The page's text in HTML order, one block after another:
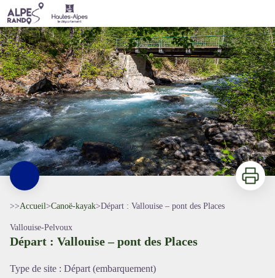
Départ : Vallouise – pont des Places
Embarquement Onde 1 - Claude Margaux
Voir l'image en plein écran
Imprimer
>>Accueil>Canoë-kayak>Départ : Vallouise – pont des Places
Vallouise-Pelvoux
Départ : Vallouise – pont des Places
Type de site : Départ (embarquement)